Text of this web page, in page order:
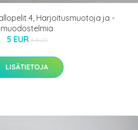
4, Harjoitusmuotoja ja -
muodostelmia
5 EUR 6 EUR
LISÄTIETOJA